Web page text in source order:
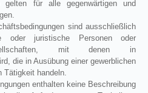
gelten für alle gegenwärtigen und
sind ausschließlich
oder juristische Personen oder
mit denen in
die in Ausübung einer gewerblichen
Tätigkeit handeln.
enthalten keine Beschreibung